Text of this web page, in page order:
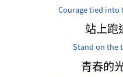
Courage tied into
站上跑
Stand on the
青春的